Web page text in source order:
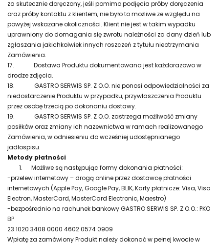
za skutecznie doręczony, jeśli pomimo podjęcia próby doręczenia
oraz próby kontaktu z klientem, nie było to możliwe ze względu na
powyżej wskazane okoliczności. Klient nie jest w takim wypadku
uprawniony do domagania się zwrotu należności za dany dzień lub
zgłaszania jakichkolwiek innych roszczeń z tytułu nieotrzymania
Zamówienia.
17.
Dostawa Produktu dokumentowana jest każdorazowo w
drodze zdjęcia.
18.
GASTRO SERWIS SP. Z O.O. nie ponosi odpowiedzialności za
niedostarczenie Produktu w przypadku, przywłaszczenia Produktu
przez osobę trzecią po dokonaniu dostawy.
19.
GASTRO SERWIS SP. Z O.O. zastrzega możliwość zmiany
posiłków oraz zmiany ich nazewnictwa w ramach realizowanego
Zamówienia, w odniesieniu do wcześniej udostępnianego
jadłospisu.
Metody płatności
1.
Możliwe są następując formy dokonania płatności:
-przelew internetowy – drogą online przez dostawcę płatności
internetowych (Apple Pay, Google Pay, BLIK, Karty płatnicze: Visa, Visa
Electron, MasterCard, MasterCard Electronic, Maestro)
-bezpośrednio na rachunek bankowy GASTRO SERWIS SP. Z O.O.: PKO
BP
23 1020 3408 0000 4602 0574 0909
Wpłatę za zamówiony Produkt należy dokonać w pełnej kwocie w